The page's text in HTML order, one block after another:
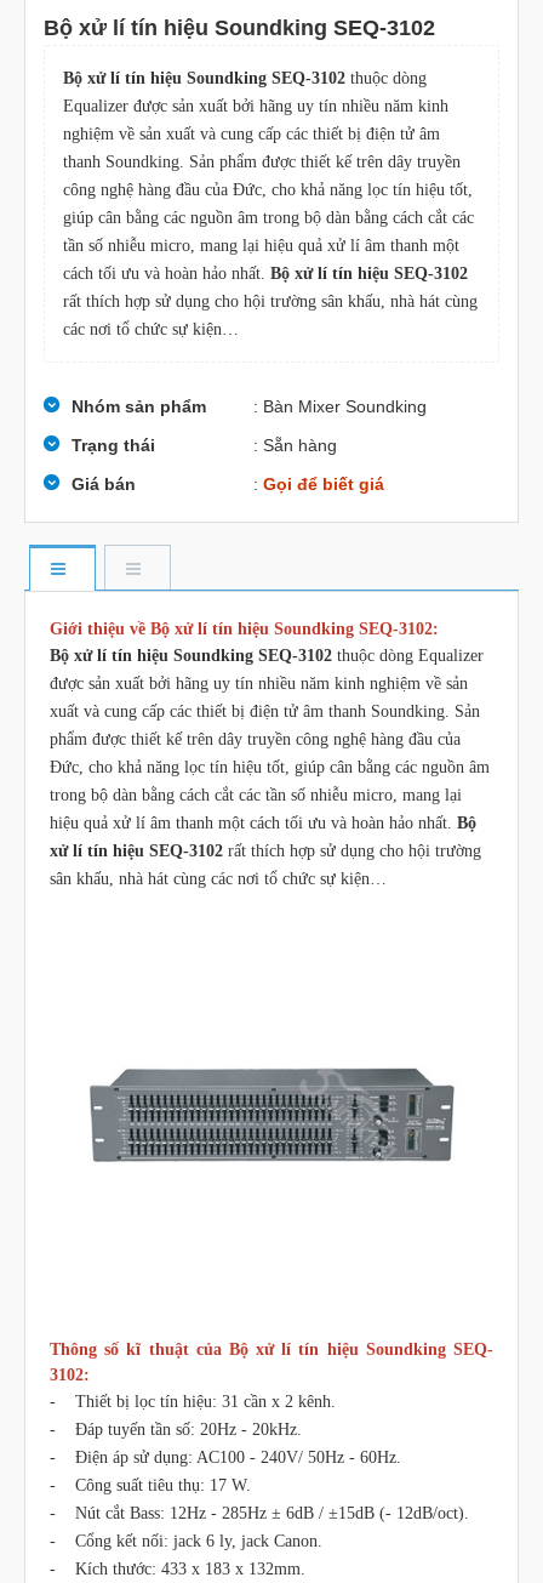
Bộ xử lí tín hiệu Soundking SEQ-3102
Bộ xử lí tín hiệu Soundking SEQ-3102 thuộc dòng
Equalizer được sản xuất bởi hãng uy tín nhiều năm kinh
nghiệm về sản xuất và cung cấp các thiết bị điện tử âm
thanh Soundking. Sản phẩm được thiết kế trên dây truyền
công nghệ hàng đầu của Đức, cho khả năng lọc tín hiệu tốt,
giúp cân bằng các nguồn âm trong bộ dàn bằng cách cắt các
tần số nhiễu micro, mang lại hiệu quả xử lí âm thanh một
cách tối ưu và hoàn hảo nhất. Bộ xử lí tín hiệu SEQ-3102
rất thích hợp sử dụng cho hội trường sân khấu, nhà hát cùng
các nơi tổ chức sự kiện…
Nhóm sản phẩm
: Bàn Mixer Soundking
Trạng thái
: Sẵn hàng
Giá bán
: Gọi để biết giá
Giới thiệu về Bộ xử lí tín hiệu Soundking SEQ-3102:
Bộ xử lí tín hiệu Soundking SEQ-3102 thuộc dòng Equalizer
được sản xuất bởi hãng uy tín nhiều năm kinh nghiệm về sản
xuất và cung cấp các thiết bị điện tử âm thanh Soundking. Sản
phẩm được thiết kế trên dây truyền công nghệ hàng đầu của
Đức, cho khả năng lọc tín hiệu tốt, giúp cân bằng các nguồn âm
trong bộ dàn bằng cách cắt các tần số nhiễu micro, mang lại
hiệu quả xử lí âm thanh một cách tối ưu và hoàn hảo nhất. Bộ
xử lí tín hiệu SEQ-3102 rất thích hợp sử dụng cho hội trường
sân khấu, nhà hát cùng các nơi tổ chức sự kiện…
Thông số kĩ thuật của Bộ xử lí tín hiệu Soundking SEQ-
3102:
- Thiết bị lọc tín hiệu: 31 cần x 2 kênh.
- Đáp tuyến tần số: 20Hz - 20kHz.
- Điện áp sử dụng: AC100 - 240V/ 50Hz - 60Hz.
- Công suất tiêu thụ: 17 W.
- Nút cắt Bass: 12Hz - 285Hz ± 6dB / ±15dB (- 12dB/oct).
- Cổng kết nối: jack 6 ly, jack Canon.
- Kích thước: 433 x 183 x 132mm.